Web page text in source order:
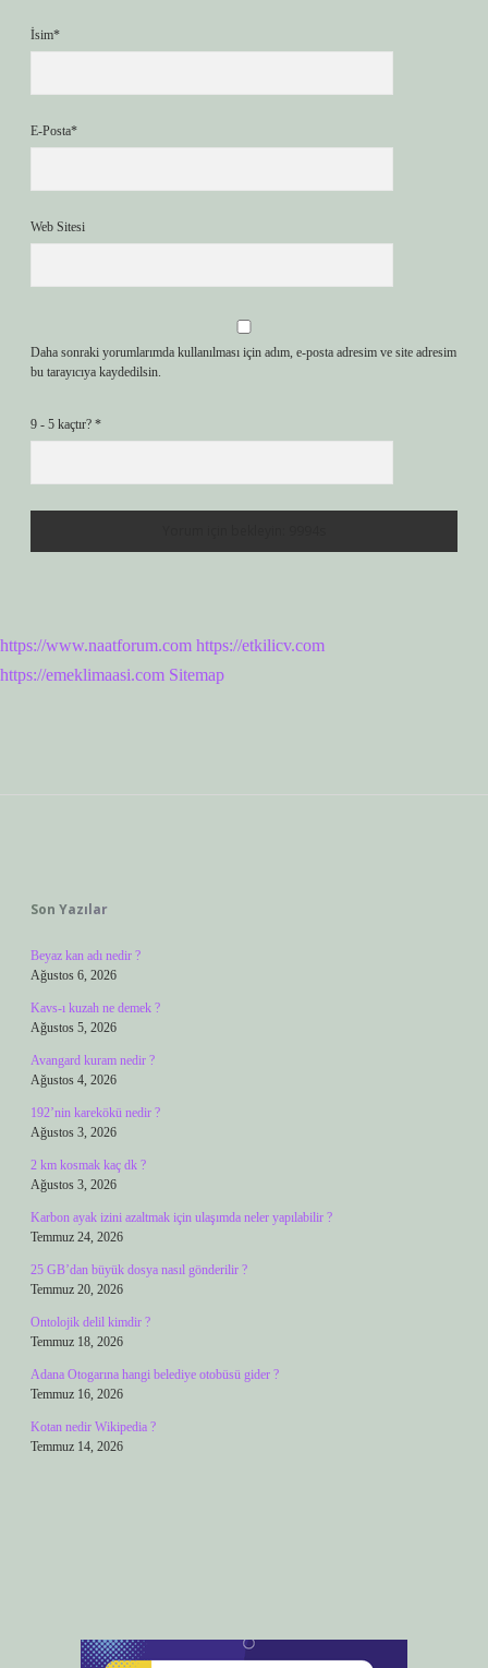
İsim*
E-Posta*
Web Sitesi
Daha sonraki yorumlarımda kullanılması için adım, e-posta adresim ve site adresim
bu tarayıcıya kaydedilsin.
9 - 5 kaçtır? *
https://www.naatforum.com https://etkilicv.com
https://emeklimaasi.com Sitemap
Son Yazılar
Beyaz kan adı nedir ?
Ağustos 6, 2026
Kavs-ı kuzah ne demek ?
Ağustos 5, 2026
Avangard kuram nedir ?
Ağustos 4, 2026
192’nin karekökü nedir ?
Ağustos 3, 2026
2 km kosmak kaç dk ?
Ağustos 3, 2026
Karbon ayak izini azaltmak için ulaşımda neler yapılabilir ?
Temmuz 24, 2026
25 GB’dan büyük dosya nasıl gönderilir ?
Temmuz 20, 2026
Ontolojik delil kimdir ?
Temmuz 18, 2026
Adana Otogarına hangi belediye otobüsü gider ?
Temmuz 16, 2026
Kotan nedir Wikipedia ?
Temmuz 14, 2026